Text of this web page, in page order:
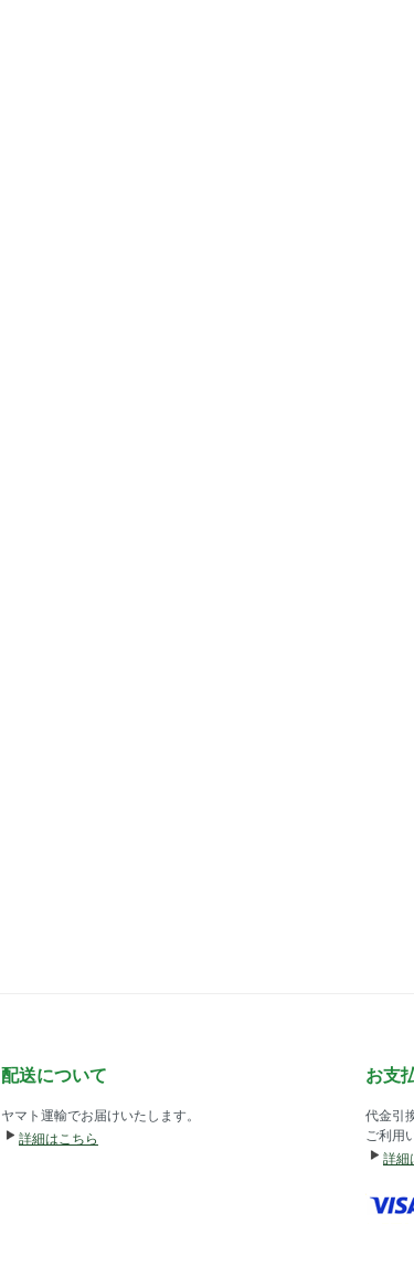
配送について
ヤマト運輸でお届けいたします。
詳細はこちら
お支
代金引
ご利用
詳細